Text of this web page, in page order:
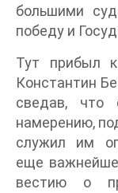
большими
победу и
Тут прибыл
Константин
сведав, что
намерению,
служил им
еще
вестию о